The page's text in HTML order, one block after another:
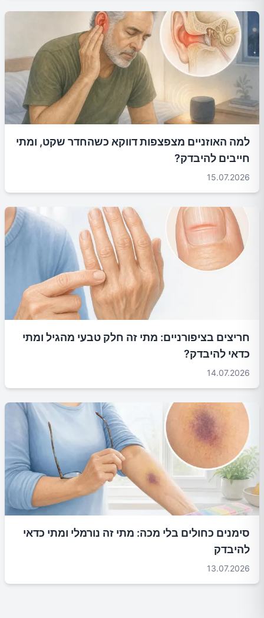
למה האוזניים מצפצפות דווקא כשהחדר שקט, ומתי
חייבים להיבדק?
15.07.2026
חריצים בציפורניים: מתי זה חלק טבעי מהגיל ומתי
כדאי להיבדק?
14.07.2026
סימנים כחולים בלי מכה: מתי זה נורמלי ומתי כדאי
להיבדק
13.07.2026